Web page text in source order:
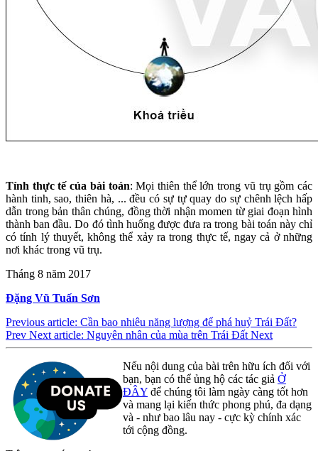
Tính thực tế của bài toán: Mọi thiên thể lớn trong vũ trụ gồm các
hành tinh, sao, thiên hà, ... đều có sự tự quay do sự chênh lệch hấp
dẫn trong bản thân chúng, đồng thời nhận momen từ giai đoạn hình
thành ban đầu. Do đó tình huống được đưa ra trong bài toán này chỉ
có tính lý thuyết, không thể xảy ra trong thực tế, ngay cả ở những
nơi khác trong vũ trụ.
Tháng 8 năm 2017
Đặng Vũ Tuấn Sơn
Previous article: Cần bao nhiêu năng lượng để phá huỷ Trái Đất?
Prev Next article: Nguyên nhân của mùa trên Trái Đất Next
Nếu nội dung của bài trên hữu ích đối với
bạn, bạn có thể ủng hộ các tác giả Ở
ĐÂY để chúng tôi làm ngày càng tốt hơn
và mang lại kiến thức phong phú, đa dạng
và - như bao lâu nay - cực kỳ chính xác
tới cộng đồng.